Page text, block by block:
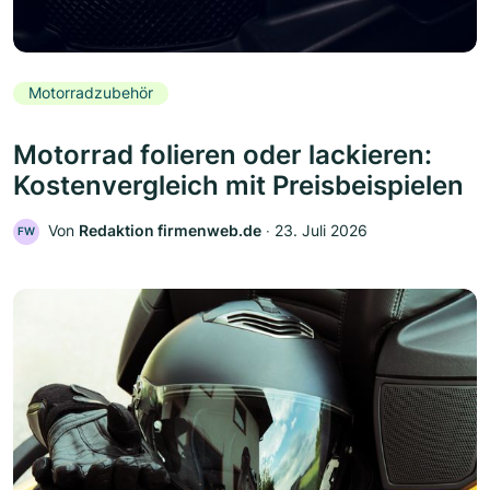
Motorradzubehör
Motorrad folieren oder lackieren:
Kostenvergleich mit Preisbeispielen
FW Von Redaktion firmenweb.de ‧ 23. Juli 2026